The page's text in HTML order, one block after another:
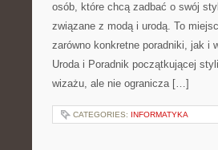
osób, które chcą zadbać o swój
związane z modą i urodą. To
zarówno konkretne poradniki, jak i
Uroda i Poradnik początkującej
wizażu, ale nie ogranicza […]
CATEGORIES: INFORMATYKA